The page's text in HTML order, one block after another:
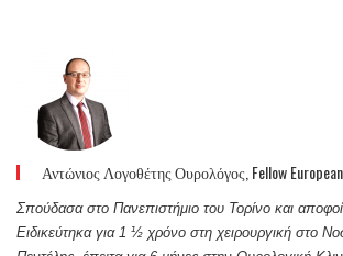
Αντώνιος Λογοθέτης Ουρολόγος, Fellow
Σπούδασα στο Πανεπιστήμιο του Τορίνο και
Ειδικεύτηκα για 1 ½ χρόνο στη χειρουργική στο